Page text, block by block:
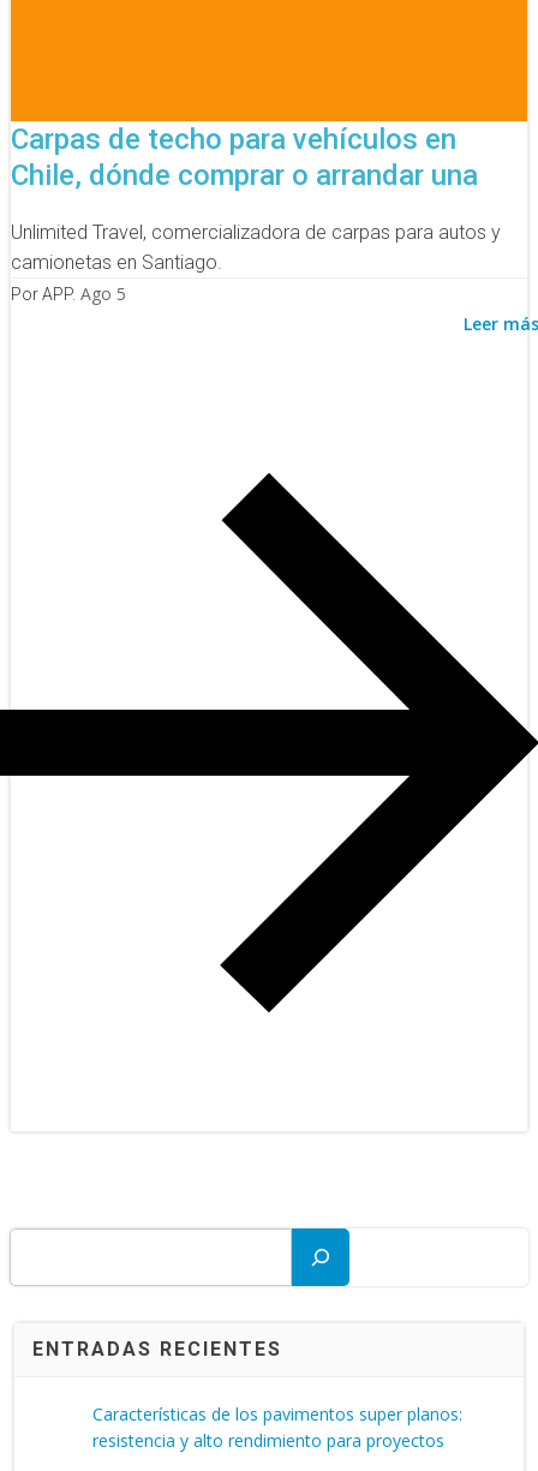
Carpas de techo para vehículos en
Chile, dónde comprar o arrandar una
Unlimited Travel, comercializadora de carpas para autos y
camionetas en Santiago.
Por APP. Ago 5
Leer más
ENTRADAS RECIENTES
Características de los pavimentos super planos:
resistencia y alto rendimiento para proyectos